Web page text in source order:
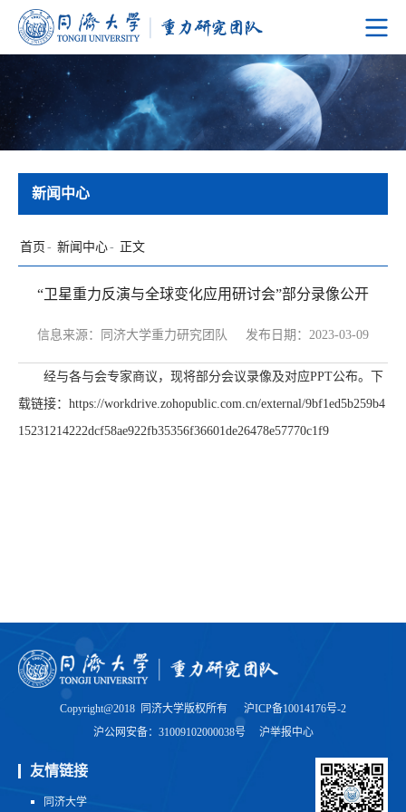
新闻中心
首页 - 新闻中心- 正文
“卫星重力反演与全球变化应用研讨会”部分录像公开
信息来源：同济大学重力研究团队 发布日期：2023-03-09
经与各与会专家商议，现将部分会议录像及对应PPT公布。下
载链接： https://workdrive.zohopublic.com.cn/external/9bf1ed5b259b4
15231214222dcf58ae922fb35356f36601de26478e57770c1f9
Copyright@2018 同济大学版权所有 沪ICP备10014176号-2
沪公网安备：31009102000038号
沪举报中心
友情链接
同济大学